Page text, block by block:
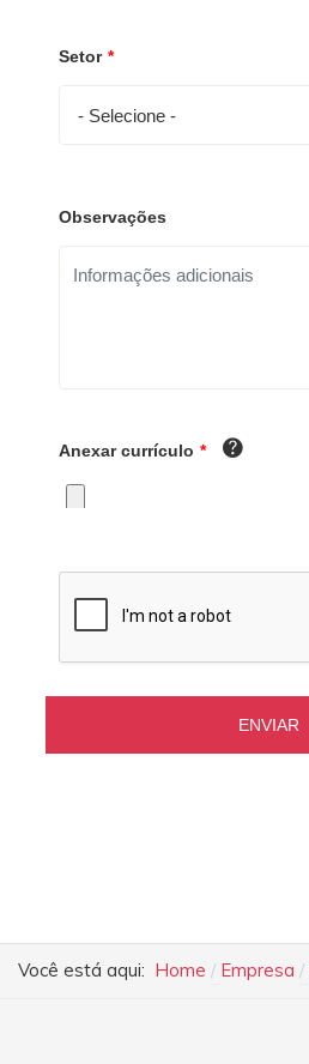
Setor *
Observações
Anexar currículo *
ENVIAR
Você está aqui: Home Empresa